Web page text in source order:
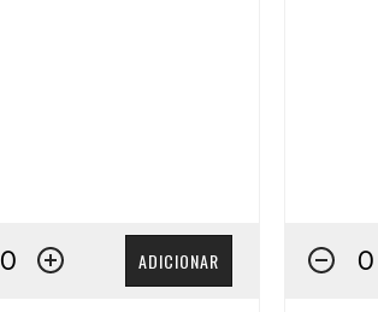
ADICIONAR